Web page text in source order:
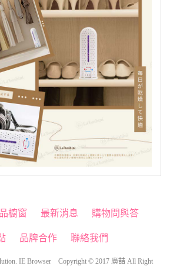
櫥窗 最新消息 購物問與答
品牌合作 聯絡我們
IE Browser Copyright © 2017 廣喆 All Right